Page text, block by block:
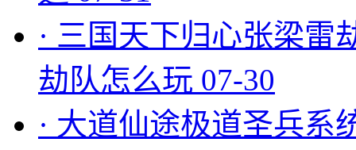
· 三国天下归心张梁雷
劫队怎么玩 07-30
· 大道仙途极道圣兵系